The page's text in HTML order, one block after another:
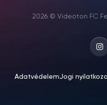
2026 © Videoton FC
AdatvédelemJogi